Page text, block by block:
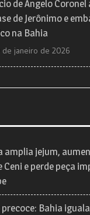
de Ângelo
de Jerônimo e
na Bahia
de janeiro de 2026
amplia jejum,
Ceni e perde peça
precoce: Bahia